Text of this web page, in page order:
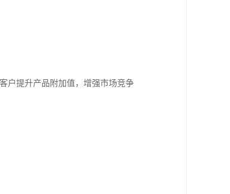
户提升产品附加值，增强市场竞争